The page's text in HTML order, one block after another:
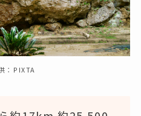
：PIXTA